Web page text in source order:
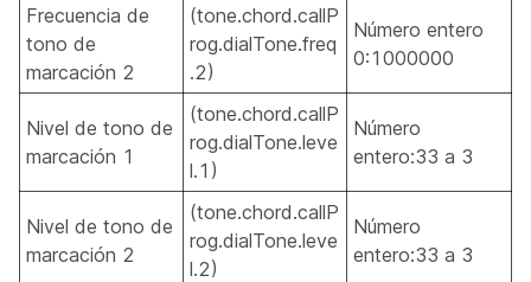
Frecuencia de
tono de
marcación 2
(tone.chord.callP
rog.dialTone.freq
.2)
Número entero
0:1000000
Nivel de tono de
marcación 1
(tone.chord.callP
rog.dialTone.leve
l.1)
Número
entero:33 a 3
Nivel de tono de
marcación 2
(tone.chord.callP
rog.dialTone.leve
l.2)
Número
entero:33 a 3